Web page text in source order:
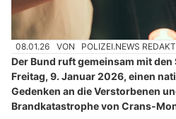
08.01.26 VON POLIZEI.NEWS
Der Bund ruft gemeinsam mit
Freitag, 9. Januar 2026, einen
Gedenken an die Verstorbenen
Brandkatastrophe von Crans-